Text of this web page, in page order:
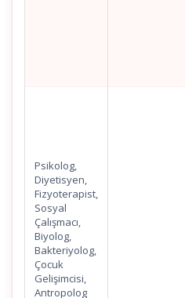
Psikolog,
Diyetisyen,
Fizyoterapist,
Sosyal
Çalışmacı,
Biyolog,
Bakteriyolog,
Çocuk
Gelişimcisi,
Antropolog